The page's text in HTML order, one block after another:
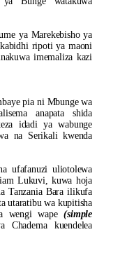
ya Marekebisho ya
ripoti ya maoni
imemaliza kazi
pia ni Mbunge wa
anapata shida
idadi ya wabunge
na Serikali kwenda
ufafanuzi uliotolewa
Lukuvi, kuwa hoja
Tanzania Bara ilikufa
utaratibu wa kupitisha
wengi wape(simple
Chadema kuendelea